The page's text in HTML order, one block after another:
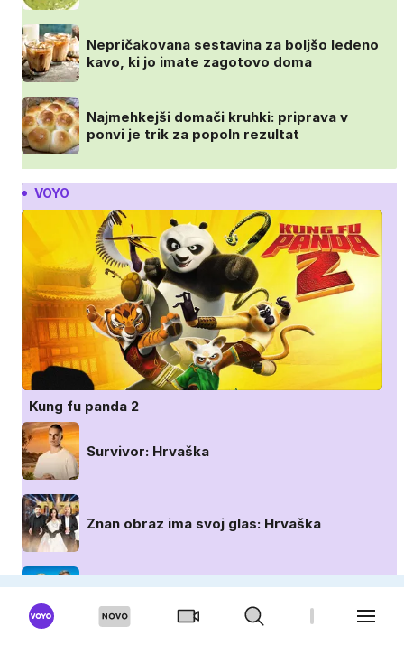
Nepričakovana sestavina za boljšo ledeno
kavo, ki jo imate zagotovo doma
Najmehkejši domači kruhki: priprava v
ponvi je trik za popoln rezultat
VOYO
Kung fu panda 2
Survivor: Hrvaška
Znan obraz ima svoj glas: Hrvaška